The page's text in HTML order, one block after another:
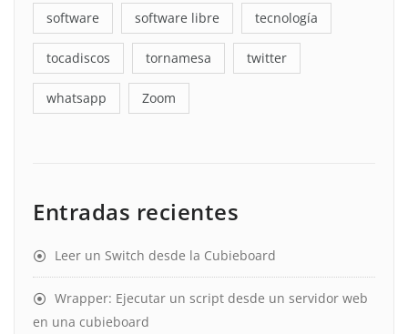
software software libre tecnología
tocadiscos tornamesa twitter
whatsapp Zoom
Entradas recientes
Leer un Switch desde la Cubieboard
Wrapper: Ejecutar un script desde un servidor web
en una cubieboard